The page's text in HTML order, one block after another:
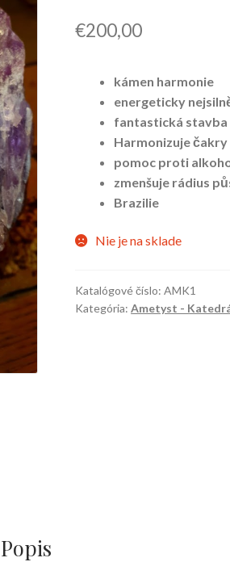
€200,00
kámen harmonie
energeticky
fantastická stavba
Harmonizuje čakry
pomoc proti
zmenšuje rádius
Brazilie
Nie je na sklade
Katalógové číslo:AMK1
Kategória:Ametyst -
Popis